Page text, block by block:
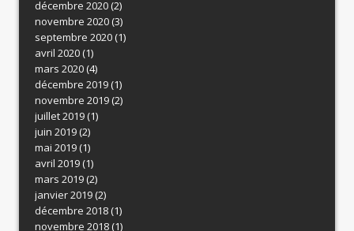
décembre 2020(2)
novembre 2020(3)
septembre 2020(1)
avril 2020(1)
mars 2020(4)
décembre 2019(1)
novembre 2019(2)
juillet 2019(1)
juin 2019(2)
mai 2019(1)
avril 2019(1)
mars 2019(2)
janvier 2019(2)
décembre 2018(1)
novembre 2018(1)